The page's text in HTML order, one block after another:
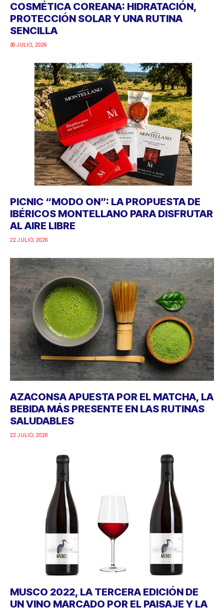
COSMÉTICA COREANA: HIDRATACIÓN,
PROTECCIÓN SOLAR Y UNA RUTINA
SENCILLA
30 JULIO, 2026
PICNIC “MODO ON”: LA PROPUESTA DE
IBÉRICOS MONTELLANO PARA DISFRUTAR
AL AIRE LIBRE
22 JULIO, 2026
AZACONSA APUESTA POR EL MATCHA, LA
BEBIDA MÁS PRESENTE EN LAS RUTINAS
SALUDABLES
22 JULIO, 2026
MUSCO 2022, LA TERCERA EDICIÓN DE
UN VINO MARCADO POR EL PAISAJE Y LA